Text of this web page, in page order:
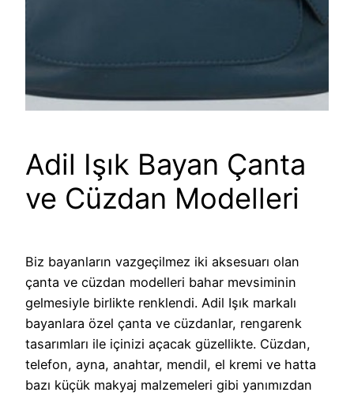
Adil Işık Bayan Çanta
ve Cüzdan Modelleri
Biz bayanların vazgeçilmez iki aksesuarı olan
çanta ve cüzdan modelleri bahar mevsiminin
gelmesiyle birlikte renklendi. Adil Işık markalı
bayanlara özel çanta ve cüzdanlar, rengarenk
tasarımları ile içinizi açacak güzellikte. Cüzdan,
telefon, ayna, anahtar, mendil, el kremi ve hatta
bazı küçük makyaj malzemeleri gibi yanımızdan